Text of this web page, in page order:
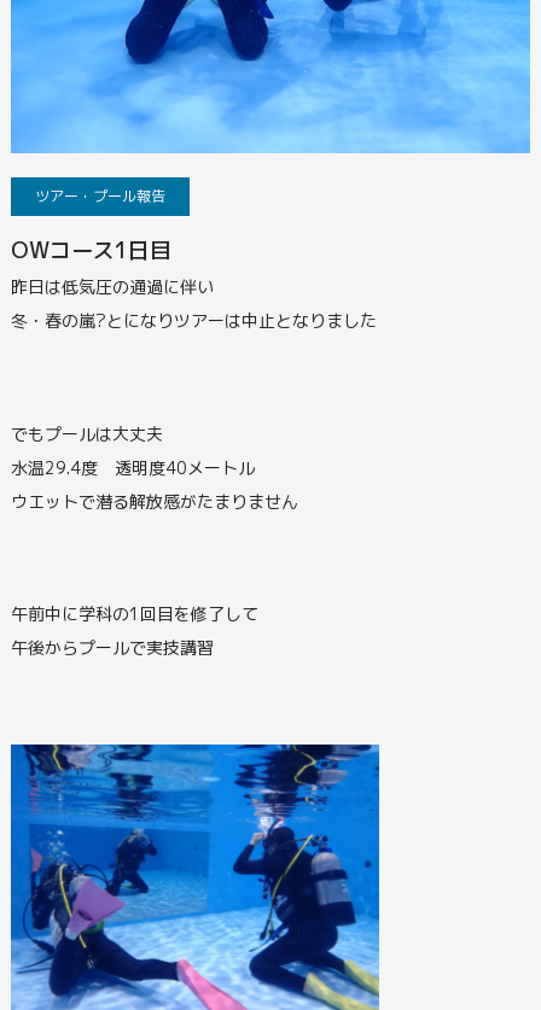
ツアー・プール報告
OWコース1日目
昨日は低気圧の通過に伴い
冬・春の嵐?とになりツアーは中止となりました
でもプールは大丈夫
水温29.4度 透明度40メートル
ウエットで潜る解放感がたまりません
午前中に学科の1回目を修了して
午後からプールで実技講習